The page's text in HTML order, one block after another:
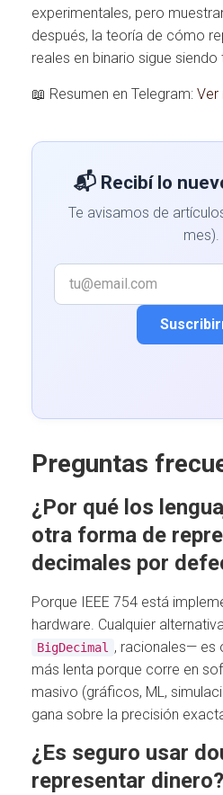
experimentales, pero
después, la teoría de cómo
reales en binario sigue siendo
📖 Resumen en Telegram: Ver
📬 Recibí lo
Te avisamos de
mes).
Preguntas
¿Por qué los
otra forma de
decimales por
Porque IEEE 754 está
hardware. Cualquier
BigDecimal
, racionales— es
más lenta porque corre en
masivo (gráficos, ML,
gana sobre la precisión
¿Es seguro usar
representar dinero?